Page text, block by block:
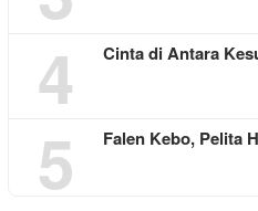
4 Cinta di Antara
5 Falen Kebo, Pelita